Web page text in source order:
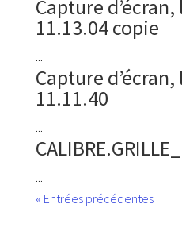
Capture
11.13.04 copie
...
Capture
11.11.40
...
...
« Entrées précédentes